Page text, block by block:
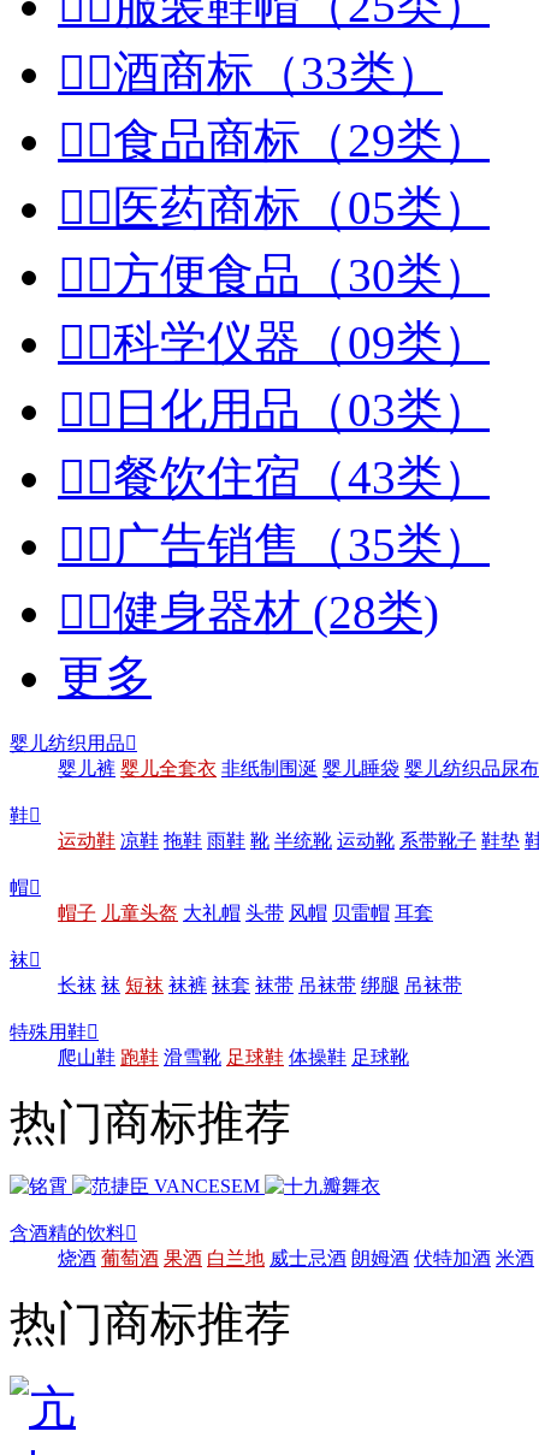
酒商标（33类）
食品商标（29类）
医药商标（05类）
方便食品（30类）
科学仪器（09类）
 日化用品（03类）
餐饮住宿（43类）
广告销售（35类）
健身器材 (28类)
更多
婴儿纺织用品
婴儿裤 婴儿全套衣 非纸制围涎 婴儿睡袋 婴儿纺织品尿布
鞋
运动鞋 凉鞋 拖鞋 雨鞋 靴 半统靴 运动靴 系带靴子 鞋垫
帽
帽子 儿童头盔 大礼帽 头带 风帽 贝雷帽 耳套
袜
长袜 袜 短袜 袜裤 袜套 袜带 吊袜带 绑腿 吊袜带
特殊用鞋
爬山鞋 跑鞋 滑雪靴 足球鞋 体操鞋 足球靴
热门商标推荐
含酒精的饮料
烧酒 葡萄酒 果酒 白兰地 威士忌酒 朗姆酒 伏特加酒 米酒
热门商标推荐